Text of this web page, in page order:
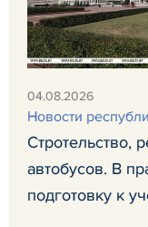
04.08.2026
Новости
Стротельство,
автобусов. В
подготовку к